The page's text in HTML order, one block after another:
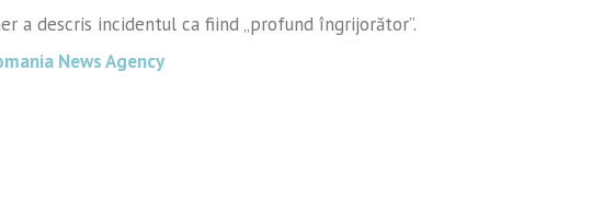
a descris incidentul ca fiind „profund îngrijorător”.
News Agency